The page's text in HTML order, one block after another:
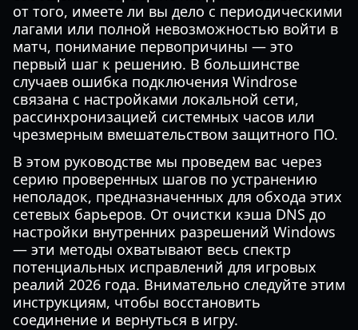
от того, имеете ли вы дело с периодическими
лагами или полной невозможностью войти в
матч, понимание первопричины — это
первый шаг к решению. В большинстве
случаев ошибка подключения Windrose
связана с настройками локальной сети,
рассинхронизацией системных часов или
чрезмерным вмешательством защитного ПО.
В этом руководстве мы проведем вас через
серию проверенных шагов по устранению
неполадок, предназначенных для обхода этих
сетевых барьеров. От очистки кэша DNS до
настройки внутренних разрешений Windows
— эти методы охватывают весь спектр
потенциальных исправлений для игровых
реалий 2026 года. Внимательно следуйте этим
инструкциям, чтобы восстановить
соединение и вернуться в игру.